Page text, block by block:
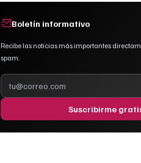
Boletín informativo
Recibe las noticias más importantes
spam.
Suscribirme